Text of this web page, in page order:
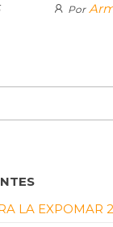
Por
LA EXPOMAR